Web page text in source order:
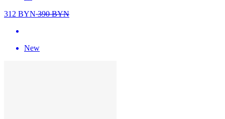
312 BYN390BYN
New